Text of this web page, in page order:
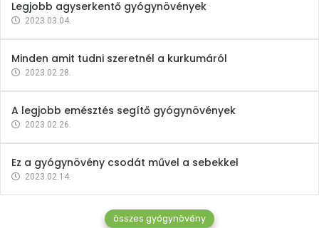
Legjobb agyserkentő gyógynövények
2023.03.04.
Minden amit tudni szeretnél a kurkumáról
2023.02.28.
A legjobb emésztés segítő gyógynövények
2023.02.26.
Ez a gyógynövény csodát művel a sebekkel
2023.02.14.
összes gyógynövény
Vitaminok